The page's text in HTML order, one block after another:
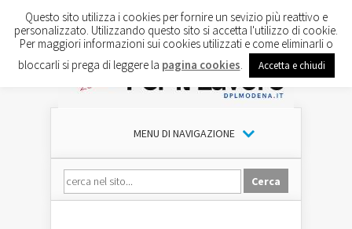
MENU DI NAVIGAZIONE
Questo sito utilizza i cookies per fornire un sevizio più reattivo e
personalizzato. Utilizzando questo sito si accetta l'utilizzo di cookie.
Per maggiori informazioni sui cookies utilizzati e come eliminarli o
bloccarli si prega di leggere la pagina cookies Accetta e chiudi